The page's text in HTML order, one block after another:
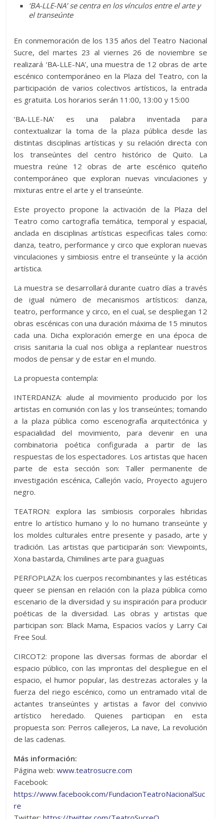
‘BA-LLE-NA’ se centra en los vínculos entre el arte y
el transeúnte
En conmemoración de los 135 años del Teatro Nacional
Sucre, del martes 23 al viernes 26 de noviembre se
realizará ‘BA-LLE-NA’, una muestra de 12 obras de arte
escénico contemporáneo en la Plaza del Teatro, con la
participación de varios colectivos artísticos, la entrada
es gratuita. Los horarios serán 11:00, 13:00 y 15:00
‘BA-LLE-NA’ es una palabra inventada para
contextualizar la toma de la plaza pública desde las
distintas disciplinas artísticas y su relación directa con
los transeúntes del centro histórico de Quito. La
muestra reúne 12 obras de arte escénico quiteño
contemporáneo que exploran nuevas vinculaciones y
mixturas entre el arte y el transeúnte.
Este proyecto propone la activación de la Plaza del
Teatro como cartografía temática, temporal y espacial,
anclada en disciplinas artísticas especificas tales como:
danza, teatro, performance y circo que exploran nuevas
vinculaciones y simbiosis entre el transeúnte y la acción
artística.
La muestra se desarrollará durante cuatro días a través
de igual número de mecanismos artísticos: danza,
teatro, performance y circo, en el cual, se despliegan 12
obras escénicas con una duración máxima de 15 minutos
cada una. Dicha exploración emerge en una época de
crisis sanitaria la cual nos obliga a replantear nuestros
modos de pensar y de estar en el mundo.
La propuesta contempla:
INTERDANZA: alude al movimiento producido por los
artistas en comunión con las y los transeúntes; tomando
a la plaza pública como escenografía arquitectónica y
espacialidad del movimiento, para devenir en una
combinatoria poética configurada a partir de las
respuestas de los espectadores. Los artistas que hacen
parte de esta sección son: Taller permanente de
investigación escénica, Callejón vacío, Proyecto agujero
negro.
TEATRON: explora las simbiosis corporales híbridas
entre lo artístico humano y lo no humano transeúnte y
los moldes culturales entre presente y pasado, arte y
tradición. Las artistas que participarán son: Viewpoints,
Xona bastarda, Chimilines arte para guaguas
PERFOPLAZA: los cuerpos recombinantes y las estéticas
queer se piensan en relación con la plaza pública como
escenario de la diversidad y su inspiración para producir
poéticas de la diversidad. Las obras y artistas que
participan son: Black Mama, Espacios vacíos y Larry Cai
Free Soul.
CIRCOT2: propone las diversas formas de abordar el
espacio público, con las improntas del despliegue en el
espacio, el humor popular, las destrezas actorales y la
fuerza del riego escénico, como un entramado vital de
actantes transeúntes y artistas a favor del convivio
artístico heredado. Quienes participan en esta
propuesta son: Perros callejeros, La nave, La revolución
de las cadenas.
Más información:
Página web:www.teatrosucre.com
Facebook:
https://www.facebook.com/FundacionTeatroNacionalSuc
re